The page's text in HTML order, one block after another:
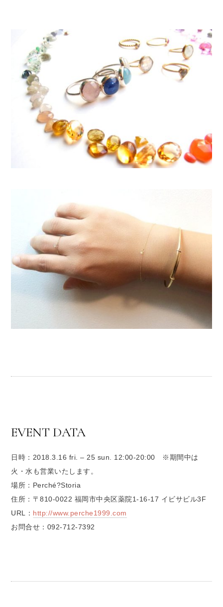
EVENT DATA
日時：2018.3.16 fri. – 25 sun. 12:00-20:00 ※期間中は
火・水も営業いたします。
場所：Perché?Storia
住所：〒810-0022 福岡市中央区薬院1-16-17 イビサビル3F
URL： http://www.perche1999.com
お問合せ：092-712-7392